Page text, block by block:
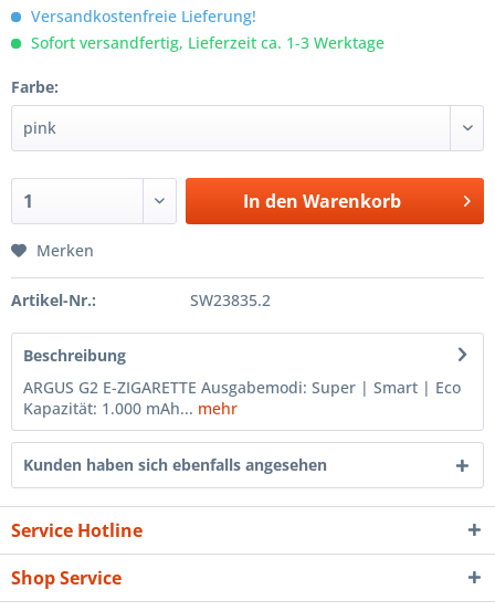
Versandkostenfreie Lieferung!
Sofort versandfertig, Lieferzeit ca. 1-3 Werktage
Farbe:
In den Warenkorb
Merken
Artikel-Nr.: SW23835.2
Beschreibung
ARGUS G2 E-ZIGARETTE Ausgabemodi: Super | Smart | Eco
Kapazität: 1.000 mAh... mehr
Kunden haben sich ebenfalls angesehen
Service Hotline
Shop Service